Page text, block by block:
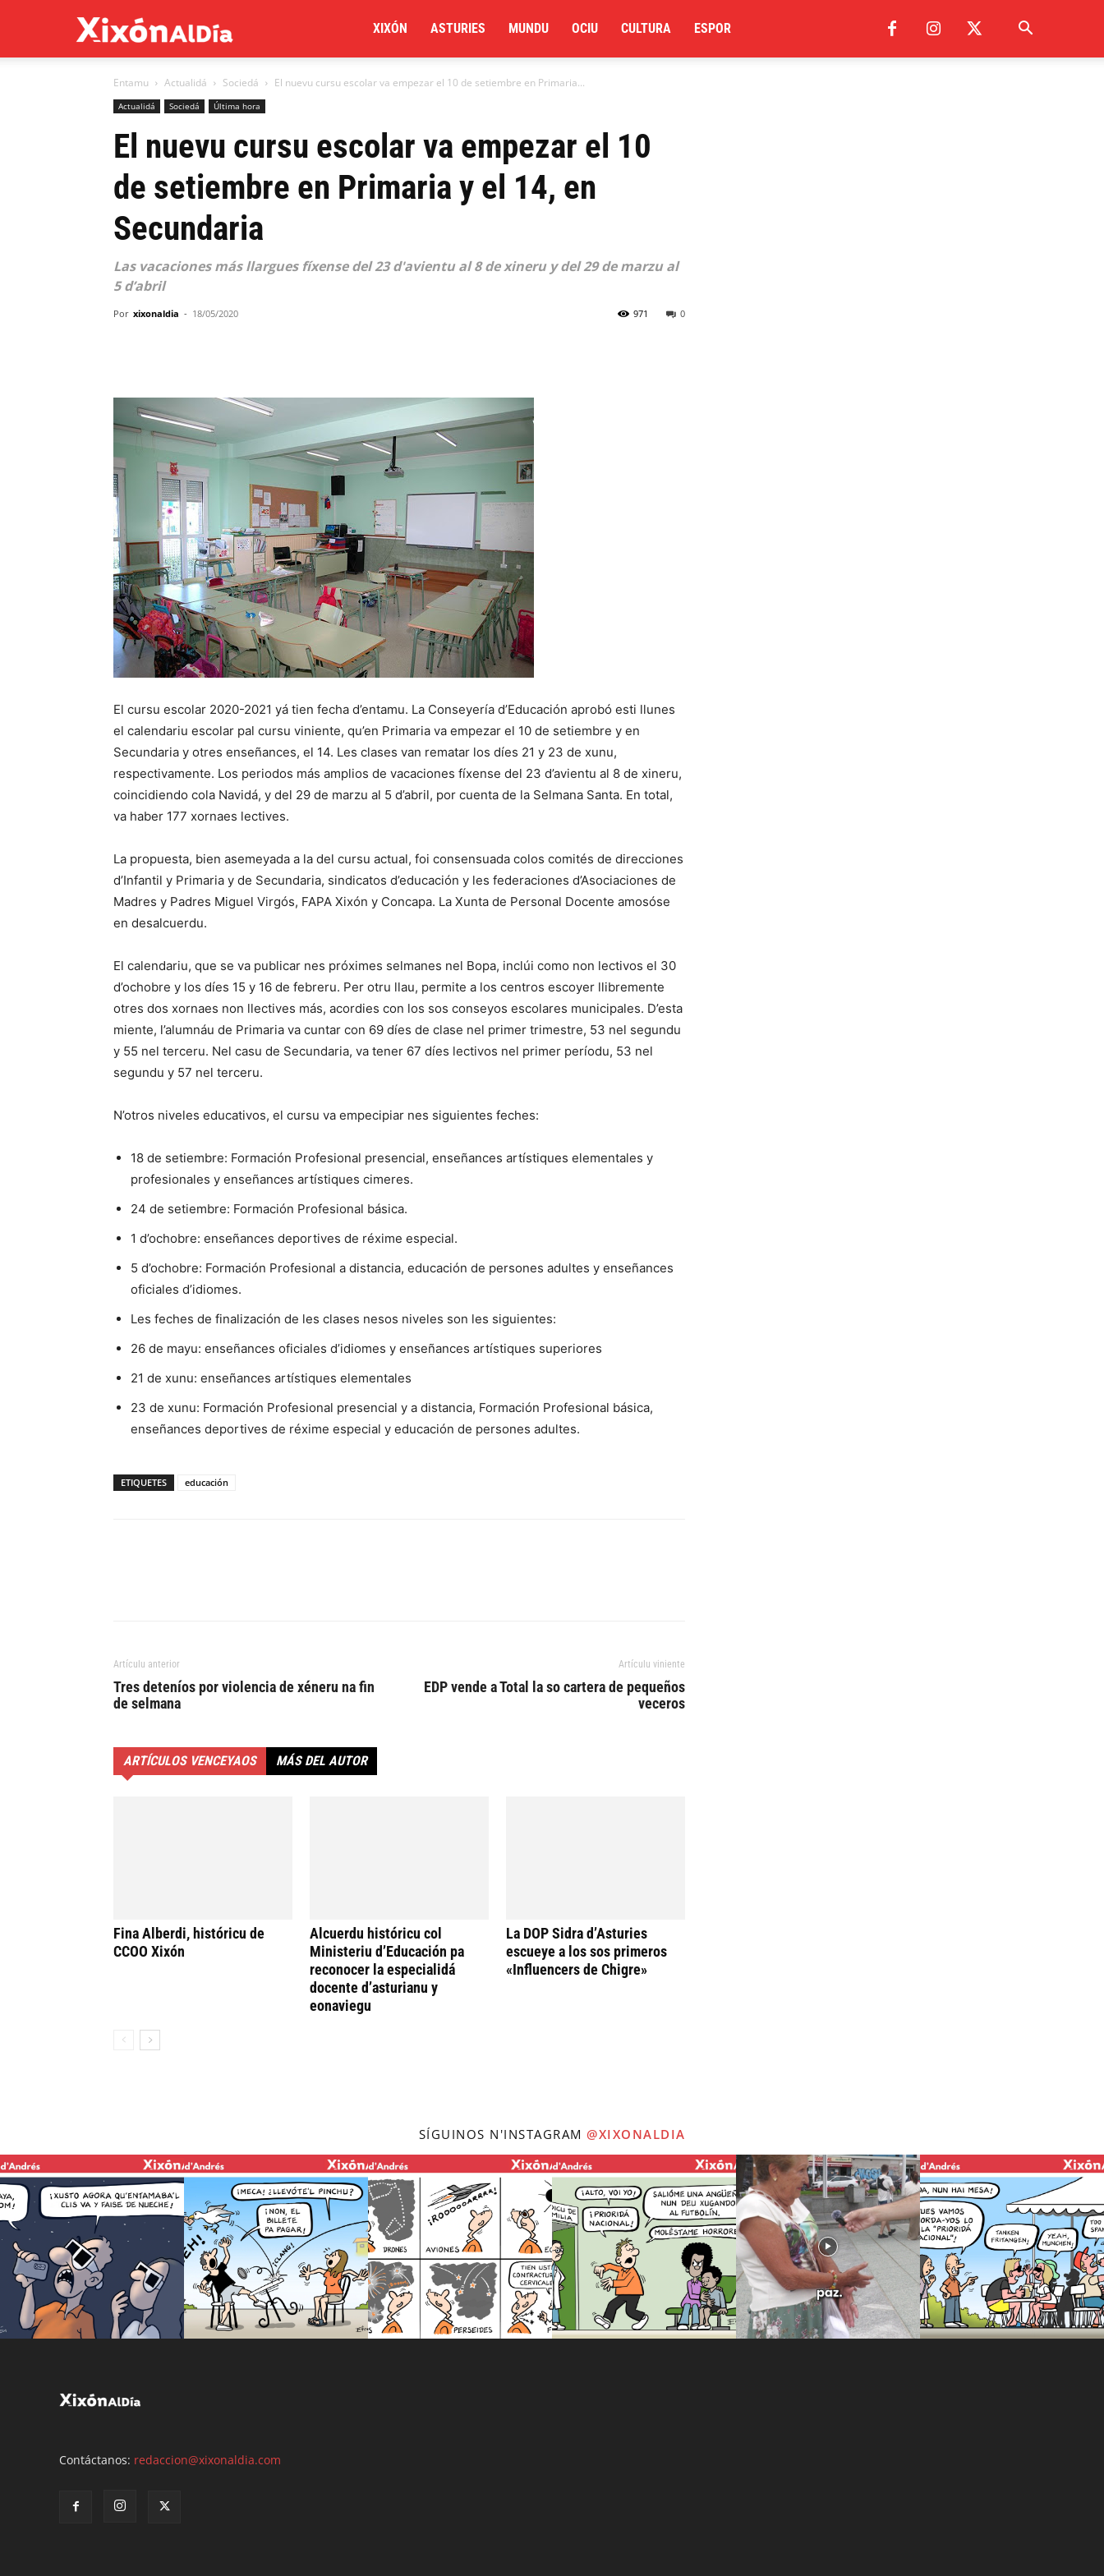
al
día
XIXÓN ASTURIES MUNDU OCIU CULTURA ESPOR
Entamu Actualidá Sociedá El nuevu cursu escolar va empezar el 10 de setiembre en Primaria...
Actualidá Sociedá Última hora
El nuevu cursu escolar va empezar el 10
de setiembre en Primaria y el 14, en
Secundaria
Las vacaciones más llargues fíxense del 23 d'avientu al 8 de xineru y del 29 de marzu al
5 d’abril
Por xixonaldia - 18/05/2020 0
971
El cursu escolar 2020-2021 yá tien fecha d’entamu. La Conseyería d’Educación aprobó esti llunes
el calendariu escolar pal cursu viniente, qu’en Primaria va empezar el 10 de setiembre y en
Secundaria y otres enseñances, el 14. Les clases van rematar los díes 21 y 23 de xunu,
respectivamente. Los periodos más amplios de vacaciones fíxense del 23 d’avientu al 8 de xineru,
coincidiendo cola Navidá, y del 29 de marzu al 5 d’abril, por cuenta de la Selmana Santa. En total,
va haber 177 xornaes lectives.
La propuesta, bien asemeyada a la del cursu actual, foi consensuada colos comités de direcciones
d’Infantil y Primaria y de Secundaria, sindicatos d’educación y les federaciones d’Asociaciones de
Madres y Padres Miguel Virgós, FAPA Xixón y Concapa. La Xunta de Personal Docente amosóse
en desalcuerdu.
El calendariu, que se va publicar nes próximes selmanes nel Bopa, inclúi como non lectivos el 30
d’ochobre y los díes 15 y 16 de febreru. Per otru llau, permite a los centros escoyer llibremente
otres dos xornaes non llectives más, acordies con los sos conseyos escolares municipales. D’esta
miente, l’alumnáu de Primaria va cuntar con 69 díes de clase nel primer trimestre, 53 nel segundu
y 55 nel terceru. Nel casu de Secundaria, va tener 67 díes lectivos nel primer períodu, 53 nel
segundu y 57 nel terceru.
N’otros niveles educativos, el cursu va empecipiar nes siguientes feches:
18 de setiembre: Formación Profesional presencial, enseñances artístiques elementales y
profesionales y enseñances artístiques cimeres.
24 de setiembre: Formación Profesional básica.
1 d’ochobre: enseñances deportives de réxime especial.
5 d’ochobre: Formación Profesional a distancia, educación de persones adultes y enseñances
oficiales d’idiomes.
Les feches de finalización de les clases nesos niveles son les siguientes:
26 de mayu: enseñances oficiales d’idiomes y enseñances artístiques superiores
21 de xunu: enseñances artístiques elementales
23 de xunu: Formación Profesional presencial y a distancia, Formación Profesional básica,
enseñances deportives de réxime especial y educación de persones adultes.
ETIQUETES educación
Artículu anterior
Tres deteníos por violencia de xéneru na fin
de selmana
Artículu viniente
EDP vende a Total la so cartera de pequeños
veceros
ARTÍCULOS VENCEYAOS MÁS DEL AUTOR
Fina Alberdi, históricu de
CCOO Xixón
Alcuerdu históricu col
Ministeriu d’Educación pa
reconocer la especialidá
docente d’asturianu y
eonaviegu
La DOP Sidra d’Asturies
escueye a los sos primeros
«Influencers de Chigre»
SÍGUINOS N'INSTAGRAM @XIXONALDIA
Contáctanos: redaccion@xixonaldia.com